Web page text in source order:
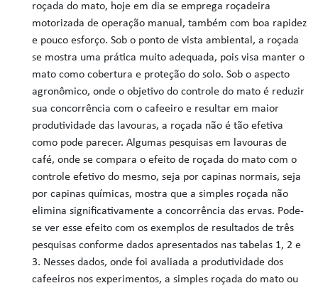
roçada do mato, hoje em dia se emprega roçadeira
motorizada de operação manual, também com boa rapidez
e pouco esforço. Sob o ponto de vista ambiental, a roçada
se mostra uma prática muito adequada, pois visa manter o
mato como cobertura e proteção do solo. Sob o aspecto
agronômico, onde o objetivo do controle do mato é reduzir
sua concorrência com o cafeeiro e resultar em maior
produtividade das lavouras, a roçada não é tão efetiva
como pode parecer. Algumas pesquisas em lavouras de
café, onde se compara o efeito de roçada do mato com o
controle efetivo do mesmo, seja por capinas normais, seja
por capinas químicas, mostra que a simples roçada não
elimina significativamente a concorrência das ervas. Pode-
se ver esse efeito com os exemplos de resultados de três
pesquisas conforme dados apresentados nas tabelas 1, 2 e
3. Nesses dados, onde foi avaliada a produtividade dos
cafeeiros nos experimentos, a simples roçada do mato ou